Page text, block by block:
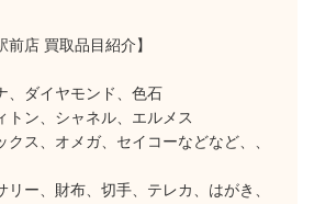
前店 買取品目紹介】
ダイヤモンド、色石
ン、シャネル、エルメス
ス、オメガ、セイコーなどなど、、
リー、財布、切手、テレカ、はがき、